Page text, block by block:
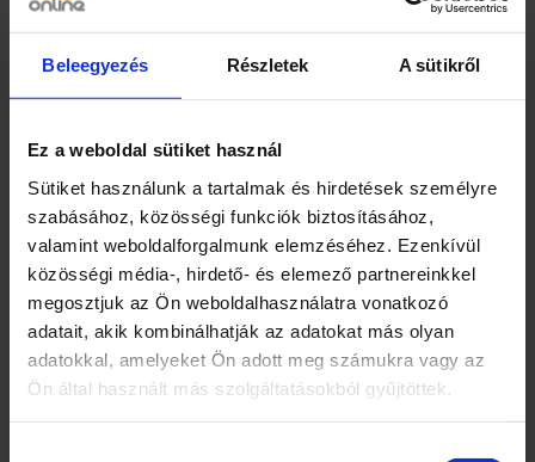
Beleegyezés Részletek A sütikről
Ez a weboldal sütiket használ
Sütiket használunk a tartalmak és hirdetések személyre
szabásához, közösségi funkciók biztosításához,
valamint weboldalforgalmunk elemzéséhez. Ezenkívül
közösségi média-, hirdető- és elemező partnereinkkel
megosztjuk az Ön weboldalhasználatra vonatkozó
adatait, akik kombinálhatják az adatokat más olyan
adatokkal, amelyeket Ön adott meg számukra vagy az
Ön által használt más szolgáltatásokból gyűjtöttek.
A további 2 zoknitartó igazi sláger! Nekik
köszönhetően a zokni mindig a helyén marad,
elvesztésének veszélye.
A quot;Renataquot; szárító könnyen
összecsukható, így kis helyen is kényelmes
tárolást tesz lehetővé. Ideális megoldás
azoknak, akik értékelik a rendet és a
helytakarékosságot.